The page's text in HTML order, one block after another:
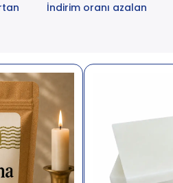
İndirim oranı azalan